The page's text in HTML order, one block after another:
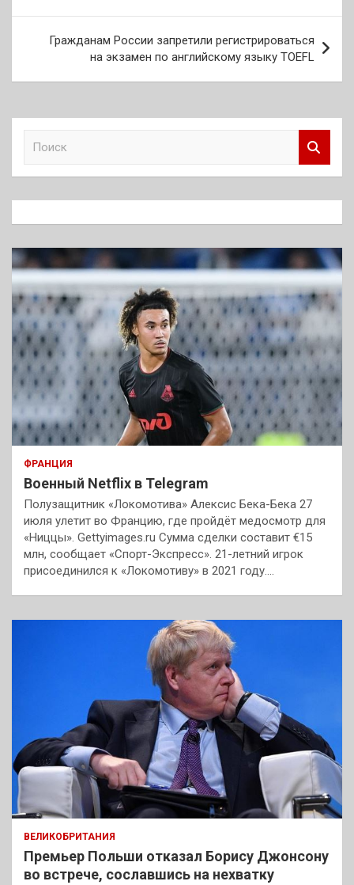
записям
Гражданам России запретили регистрироваться
на экзамен по английскому языку TOEFL
к
ФРАНЦИЯ
Военный Netflix в Telegram
Полузащитник «Локомотива» Алексис Бека-Бека 27
июля улетит во Францию, где пройдёт медосмотр для
«Ниццы». Gettyimages.ru Сумма сделки составит €15
млн, сообщает «Спорт-Экспресс». 21-летний игрок
присоединился к «Локомотиву» в 2021 году.…
ВЕЛИКОБРИТАНИЯ
Премьер Польши отказал Борису Джонсону
во встрече, сославшись на нехватку